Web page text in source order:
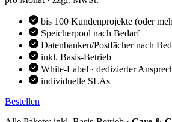
bis 100 Kundenprojekte (oder
Speicherpool nach Bedarf
Datenbanken/Postfächer nach
inkl. Basis-Betrieb
White-Label · dedizierter
individuelle SLAs
Bestellen